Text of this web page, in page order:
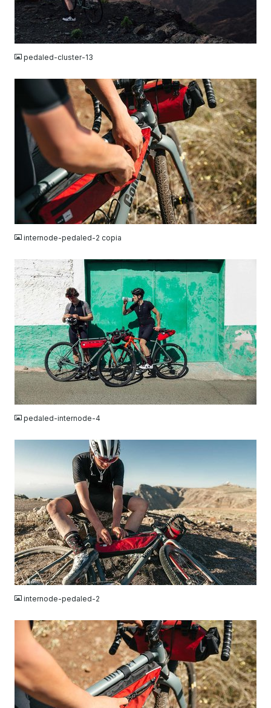
JPG
pedaled-cluster-13
JPG
internode-pedaled-2 copia
JPG
pedaled-internode-4
JPG
internode-pedaled-2